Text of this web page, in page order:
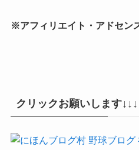
※アフィリエイト・アドセン
クリックお願いします↓↓↓